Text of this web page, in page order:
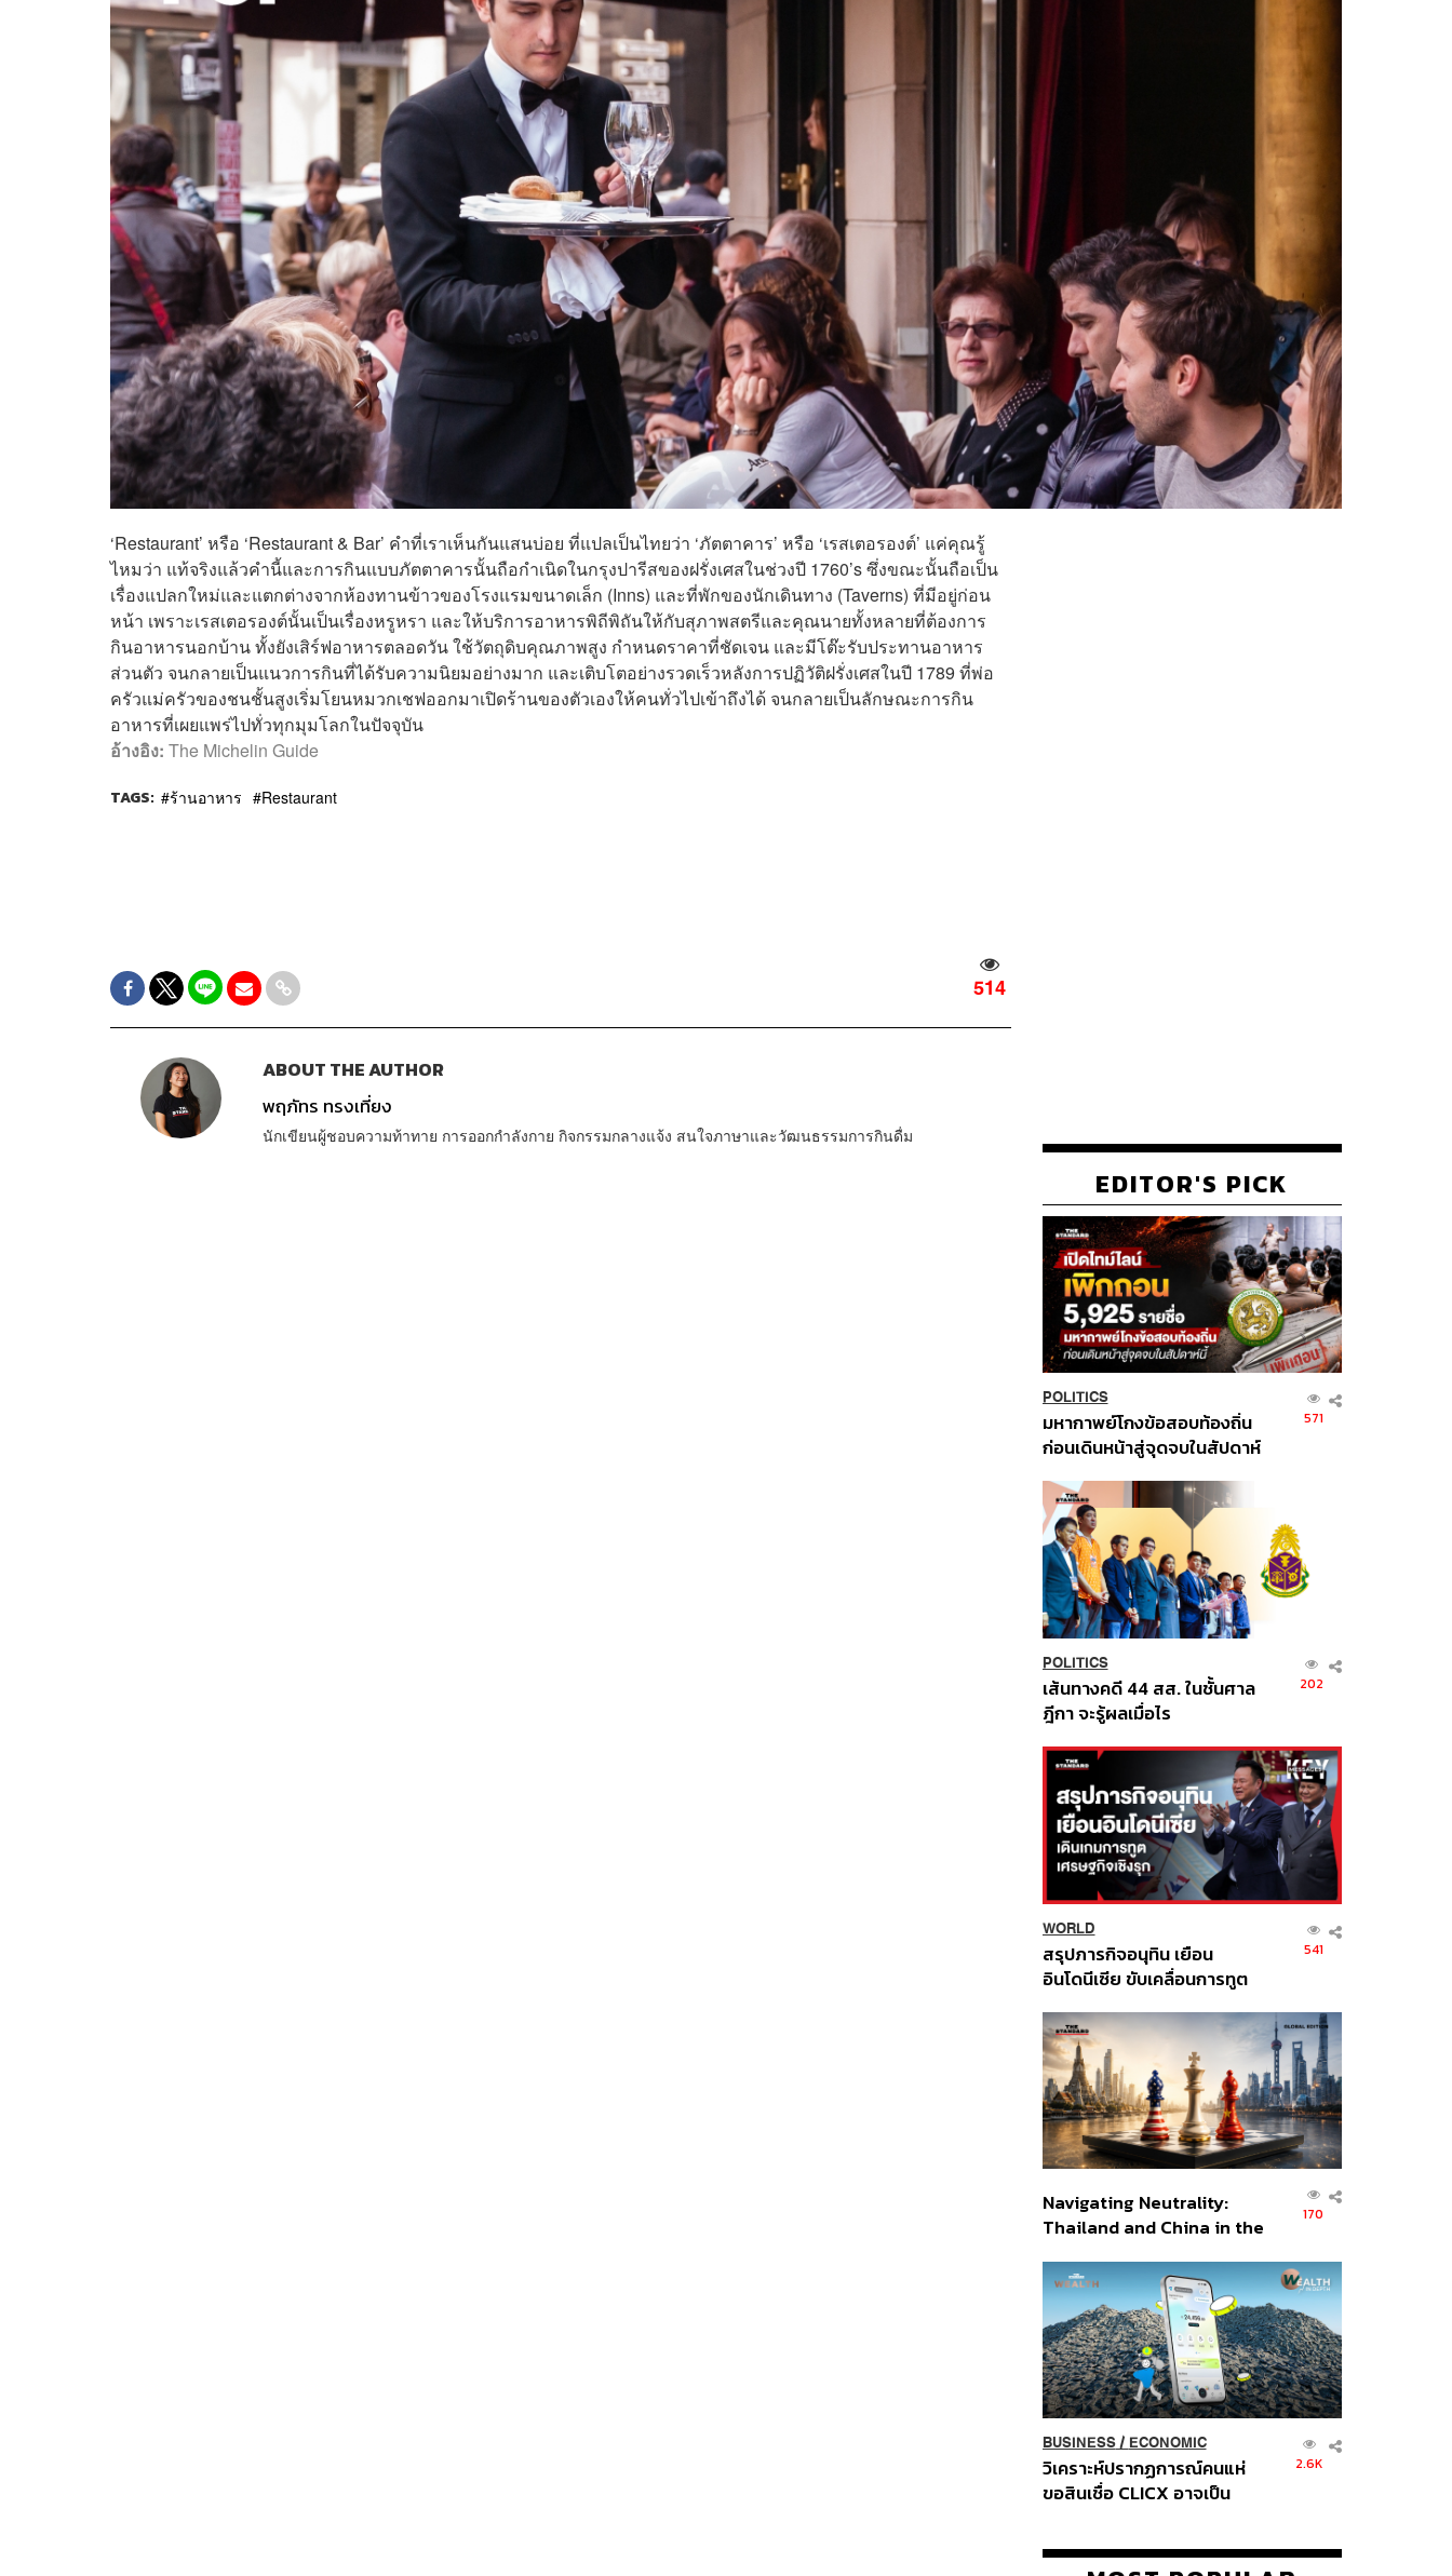
‘Restaurant’ หรือ ‘Restaurant & Bar’ คำที่เราเห็นกันแสนบ่อย ที่แปลเป็นไทยว่า ‘ภัตตาคาร’ หรือ ‘เรสเตอรองต์’ แค่คุณรู้
ไหมว่า แท้จริงแล้วคำนี้และการกินแบบภัตตาคารนั้นถือกำเนิดในกรุงปารีสของฝรั่งเศสในช่วงปี 1760’s ซึ่งขณะนั้นถือเป็น
เรื่องแปลกใหม่และแตกต่างจากห้องทานข้าวของโรงแรมขนาดเล็ก (Inns) และที่พักของนักเดินทาง (Taverns) ที่มีอยู่ก่อน
หน้า เพราะเรสเตอรองต์นั้นเป็นเรื่องหรูหรา และให้บริการอาหารพิถีพิถันให้กับสุภาพสตรีและคุณนายทั้งหลายที่ต้องการ
กินอาหารนอกบ้าน ทั้งยังเสิร์ฟอาหารตลอดวัน ใช้วัตถุดิบคุณภาพสูง กำหนดราคาที่ชัดเจน และมีโต๊ะรับประทานอาหาร
ส่วนตัว จนกลายเป็นแนวการกินที่ได้รับความนิยมอย่างมาก และเติบโตอย่างรวดเร็วหลังการปฏิวัติฝรั่งเศสในปี 1789 ที่พ่อ
ครัวแม่ครัวของชนชั้นสูงเริ่มโยนหมวกเชฟออกมาเปิดร้านของตัวเองให้คนทั่วไปเข้าถึงได้ จนกลายเป็นลักษณะการกิน
อาหารที่เผยแพร่ไปทั่วทุกมุมโลกในปัจจุบัน
อ้างอิง: The Michelin Guide
TAGS: ร้านอาหาร Restaurant
514
ABOUT THE AUTHOR
พฤภัทร ทรงเที่ยง
นักเขียนผู้ชอบความท้าทาย การออกกำลังกาย กิจกรรมกลางแจ้ง สนใจภาษาและวัฒนธรรมการกินดื่ม
EDITOR'S PICK
POLITICS
มหากาพย์โกงข้อสอบท้องถิ่น
ก่อนเดินหน้าสู่จุดจบในสัปดาห์
571
POLITICS
เส้นทางคดี 44 สส. ในชั้นศาล
ฎีกา จะรู้ผลเมื่อไร
202
WORLD
สรุปภารกิจอนุทิน เยือน
อินโดนีเซีย ขับเคลื่อนการทูต
ส่วนยุทธศาสตร์ไทย –
อินโดนีเซีย
541
Navigating Neutrality:
Thailand and China in the
Order
170
BUSINESS/ ECONOMIC
วิเคราะห์ปรากฏการณ์คนแห่
ขอสินเชื่อ CLICX อาจเป็น
ปัญหาหนี้ครัวเรือนไทยที่ถูกซุก
2.6K